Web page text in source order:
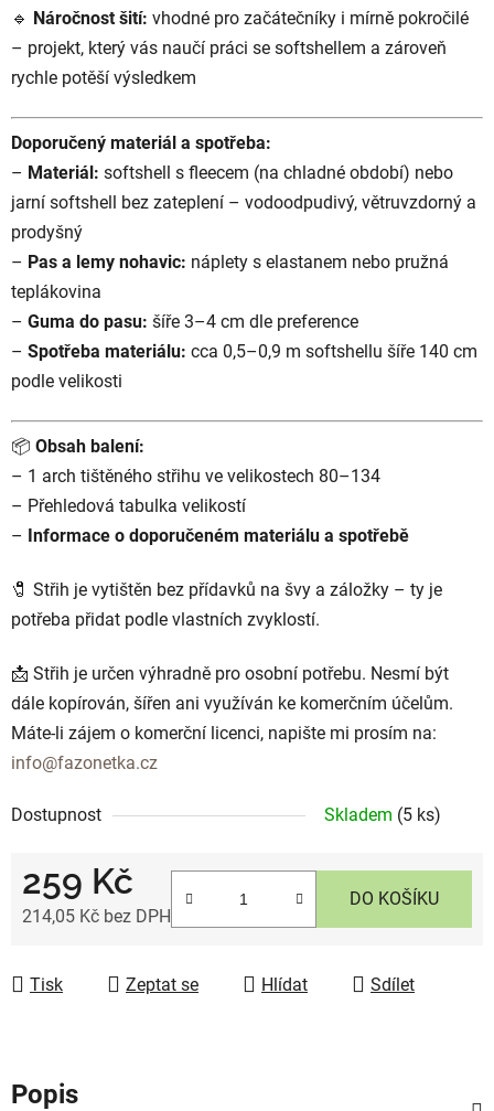
🔹 Náročnost šití: vhodné pro začátečníky i mírně pokročilé
– projekt, který vás naučí práci se softshellem a zároveň
rychle potěší výsledkem
Doporučený materiál a spotřeba:
– Materiál: softshell s fleecem (na chladné období) nebo
jarní softshell bez zateplení – vodoodpudivý, větruvzdorný a
prodyšný
– Pas a lemy nohavic: náplety s elastanem nebo pružná
teplákovina
– Guma do pasu: šíře 3–4 cm dle preference
– Spotřeba materiálu: cca 0,5–0,9 m softshellu šíře 140 cm
podle velikosti
📦 Obsah balení:
– 1 arch tištěného střihu ve velikostech 80–134
– Přehledová tabulka velikostí
– Informace o doporučeném materiálu a spotřebě
🧷 Střih je vytištěn bez přídavků na švy a záložky – ty je
potřeba přidat podle vlastních zvyklostí.
📩 Střih je určen výhradně pro osobní potřebu. Nesmí být
dále kopírován, šířen ani využíván ke komerčním účelům.
Máte-li zájem o komerční licenci, napište mi prosím na:
info@fazonetka.cz
Dostupnost Skladem (5 ks)
259 Kč
214,05 Kč bez DPH
DO KOŠÍKU
Tisk Zeptat se Hlídat Sdílet
Popis